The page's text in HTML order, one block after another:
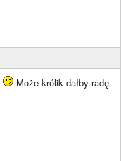
Może królik dałby radę